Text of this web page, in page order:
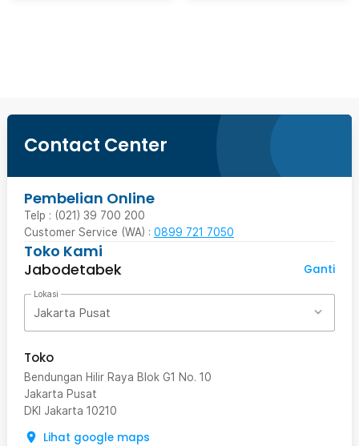
Contact Center
Pembelian Online
Telp : (021) 39 700 200
Customer Service (WA) : 0899 721 7050
Toko Kami
Jabodetabek
Ganti
Lokasi
Jakarta Pusat
Toko
Bendungan Hilir Raya Blok G1 No. 10
Jakarta Pusat
DKI Jakarta 10210
Lihat google maps